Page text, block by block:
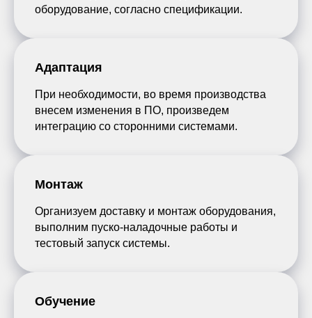
оборудование, согласно спецификации.
Адаптация
При необходимости, во время производства
внесем изменения в ПО, произведем
интеграцию со сторонними системами.
Монтаж
Организуем доставку и монтаж оборудования,
выполним пуско-наладочные работы и
тестовый запуск системы.
Обучение